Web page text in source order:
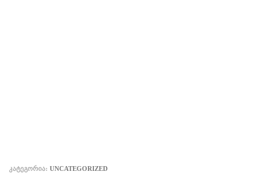
ᲙᲐᲢᲔᲒᲝᲠᲘᲐ: UNCATEGORIZED